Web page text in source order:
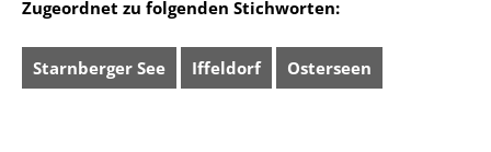
Zugeordnet zu folgenden Stichworten:
Starnberger See Iffeldorf Osterseen